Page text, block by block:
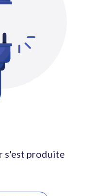
s'est produite